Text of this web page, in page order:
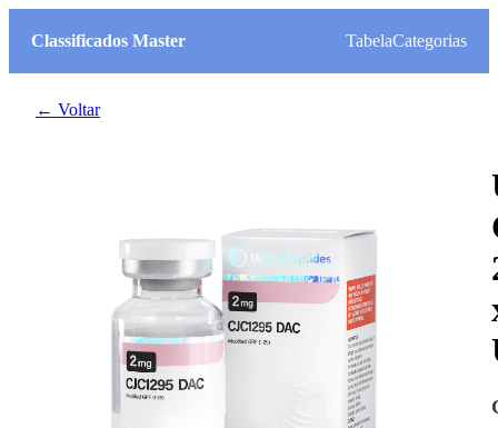
Classificados Master TabelaCategorias
← Voltar